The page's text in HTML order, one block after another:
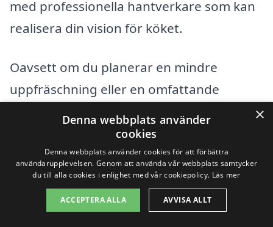
med professionella hantverkare som kan
realisera din vision för köket.
Oavsett om du planerar en mindre
uppfräschning eller en omfattande
renovering av ditt kök, kan dessa faktorer
leda dig mot en mer informerad
beslutprocess och hjälpa dig att uppnå
det kök du alltid drömt om.
×
Denna webbplats använder
cookies
Denna webbplats använder cookies för att förbättra
användarupplevelsen. Genom att använda vår webbplats samtycker
du till alla cookies i enlighet med vår cookiepolicy. Läs mer
ACCEPTERA ALLA AVVISA ALLT